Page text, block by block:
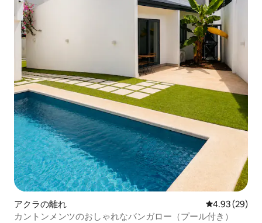
アクラの離れ レビュー29
4.93 (29)
カントンメンツのおしゃれなバンガロー（プール付き）